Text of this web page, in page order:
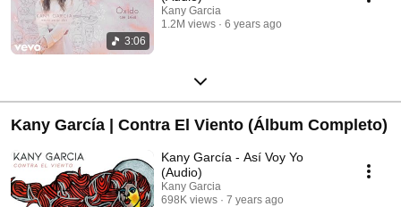
3:06
Kany Garcia
1.2M views
6 years ago
Kany García | Contra El Viento (Álbum Completo)
Kany García - Así Voy Yo
(Audio)
Kany Garcia
698K views
7 years ago